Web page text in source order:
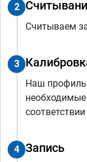
2
Считываем
3
Наш
4 Запись